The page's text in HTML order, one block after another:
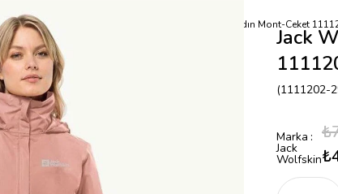
Mont-Ceket Jack Wolfskin Stormy Point 2L Jkt W Kadın Mont-Ceket
Jack
(1111202-
Marka :
Jack
Wolfskin